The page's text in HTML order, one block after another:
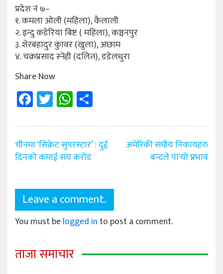
प्रदेश नं ७–
१. कमला ओली (महिला), कैलाली
२. इन्दु कडेरिया बिष्ट ( महिला), कञ्चनपुर
३. शेरबहादुर कुावर (खुला), अछाम
४. चक्रप्रसाद स्नेही (दलित), डडेलधुरा
Share Now
Facebook
TwitterWhatsApp
Post
navigation
चीनमा ‘सिक्रेट सुपरस्टार’ : दुई
दिनको कमाई सय करोड
अमेरिकी संघीय निकायहरु
बन्दले पार्‍यो प्रभाव
Leave a comment.
You must belogged in to post a comment.
ताजा समाचार